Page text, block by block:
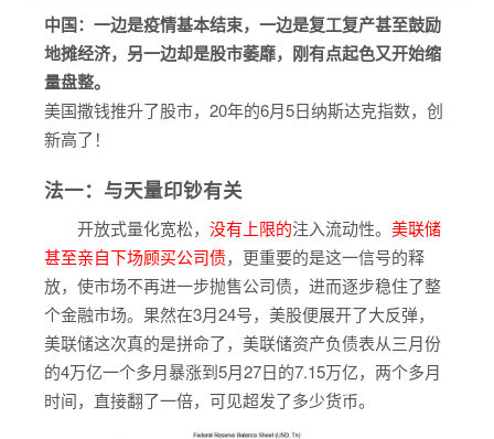
中国：一边是疫情基本结束，一边是复工复产甚至鼓励
地摊经济，另一边却是股市萎靡，刚有点起色又开始缩
量盘整。
美国撒钱推升了股市，20年的6月5日纳斯达克指数，创
新高了！
法一：与天量印钞有关
开放式量化宽松， 没有上限的注入流动性。 美联储
甚至亲自下场顾买公司债，更重要的是这一信号的释
放，使市场不再进一步抛售公司债，进而逐步稳住了整
个金融市场。果然在3月24号，美股便展开了大反弹，
美联储这次真的是拼命了，美联储资产负债表从三月份
的4万亿一个多月暴涨到5月27日的7.15万亿，两个多月
时间，直接翻了一倍，可见超发了多少货币。